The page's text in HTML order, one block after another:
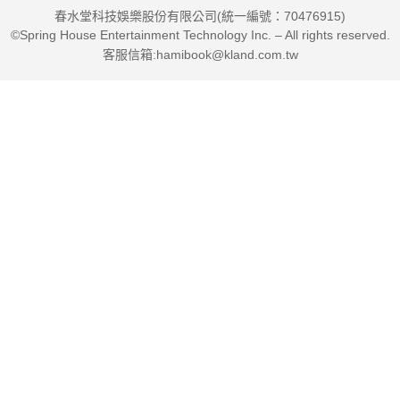
春水堂科技娛樂股份有限公司(統一編號：70476915)
©Spring House Entertainment Technology Inc. – All rights reserved.
客服信箱:hamibook@kland.com.tw